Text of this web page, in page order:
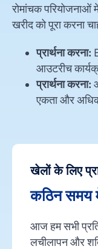
रोमांचक
खरीद को पूरा करना
प्रार्थना करना:
आउटरीच
प्रार्थना करना:
एकता और
खेलों के लिए
कठिन समय
आज हम सभी
लचीलापन और